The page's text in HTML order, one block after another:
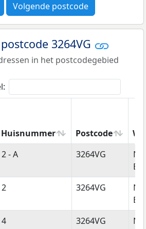
Volgende postcode
3264VG
in het postcodegebied
Huisnummer Postcode
Huisnummer Postcode
2 - A 3264VG
2 3264VG
4 3264VG